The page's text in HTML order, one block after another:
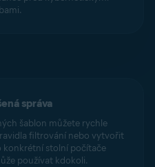
správa
šablon můžete rychle
filtrování nebo vytvořit
konkrétní stolní počítače
používat kdokoli.